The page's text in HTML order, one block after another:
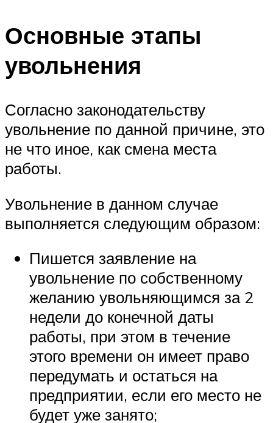
Основные этапы
увольнения
Согласно законодательству
увольнение по данной причине, это
не что иное, как смена места
работы.
Увольнение в данном случае
выполняется следующим образом:
Пишется заявление на
увольнение по собственному
желанию увольняющимся за 2
недели до конечной даты
работы, при этом в течение
этого времени он имеет право
передумать и остаться на
предприятии, если его место не
будет уже занято;